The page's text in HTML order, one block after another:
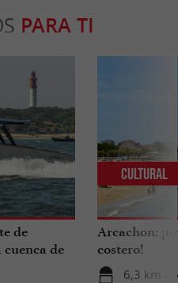
PARA TI
de
cuenca de
Arcachon:
costero!
6,3 km -
Cultural